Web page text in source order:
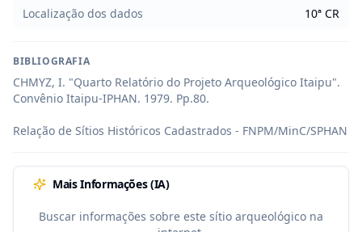
Localização dos dados
10ª CR
BIBLIOGRAFIA
CHMYZ, I. "Quarto Relatório do Projeto Arqueológico Itaipu".
Convênio Itaipu-IPHAN. 1979. Pp.80.
Relação de Sítios Históricos Cadastrados - FNPM/MinC/SPHAN
Mais Informações (IA)
Buscar informações sobre este sítio arqueológico na